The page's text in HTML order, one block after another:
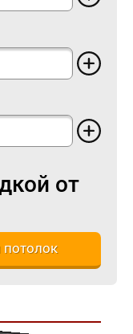
от
потолок